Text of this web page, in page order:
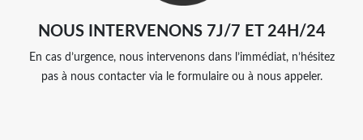
NOUS INTERVENONS 7J/7 ET 24H/24
En cas d’urgence, nous intervenons dans l’immédiat, n’hésitez
pas à nous contacter via le formulaire ou à nous appeler.